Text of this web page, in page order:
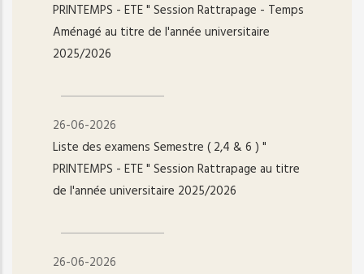
PRINTEMPS - ETE " Session Rattrapage - Temps
Aménagé au titre de l'année universitaire
2025/2026
26-06-2026
Liste des examens Semestre ( 2,4 & 6 ) "
PRINTEMPS - ETE " Session Rattrapage au titre
de l'année universitaire 2025/2026
26-06-2026